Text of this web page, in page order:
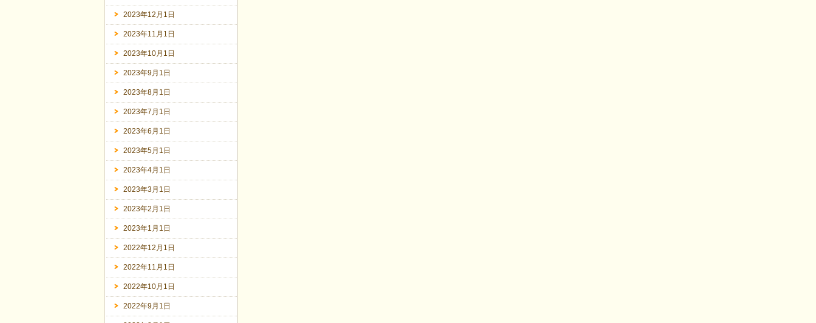
2023年12月1日
2023年11月1日
2023年10月1日
2023年9月1日
2023年8月1日
2023年7月1日
2023年6月1日
2023年5月1日
2023年4月1日
2023年3月1日
2023年2月1日
2023年1月1日
2022年12月1日
2022年11月1日
2022年10月1日
2022年9月1日